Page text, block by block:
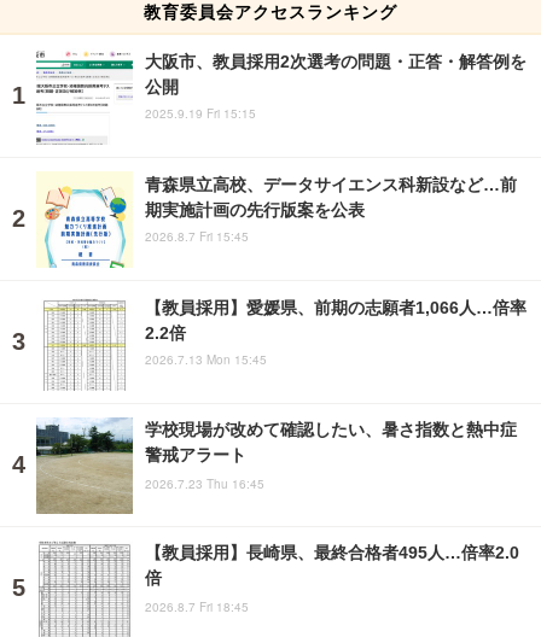
教育委員会アクセスランキング
大阪市、教員採用2次選考の問題・正答・解答例を
公開
2025.9.19 Fri 15:15
青森県立高校、データサイエンス科新設など…前
期実施計画の先行版案を公表
2026.8.7 Fri 15:45
【教員採用】愛媛県、前期の志願者1,066人…倍率
2.2倍
2026.7.13 Mon 15:45
学校現場が改めて確認したい、暑さ指数と熱中症
警戒アラート
2026.7.23 Thu 16:45
【教員採用】長崎県、最終合格者495人…倍率2.0
倍
2026.8.7 Fri 18:45